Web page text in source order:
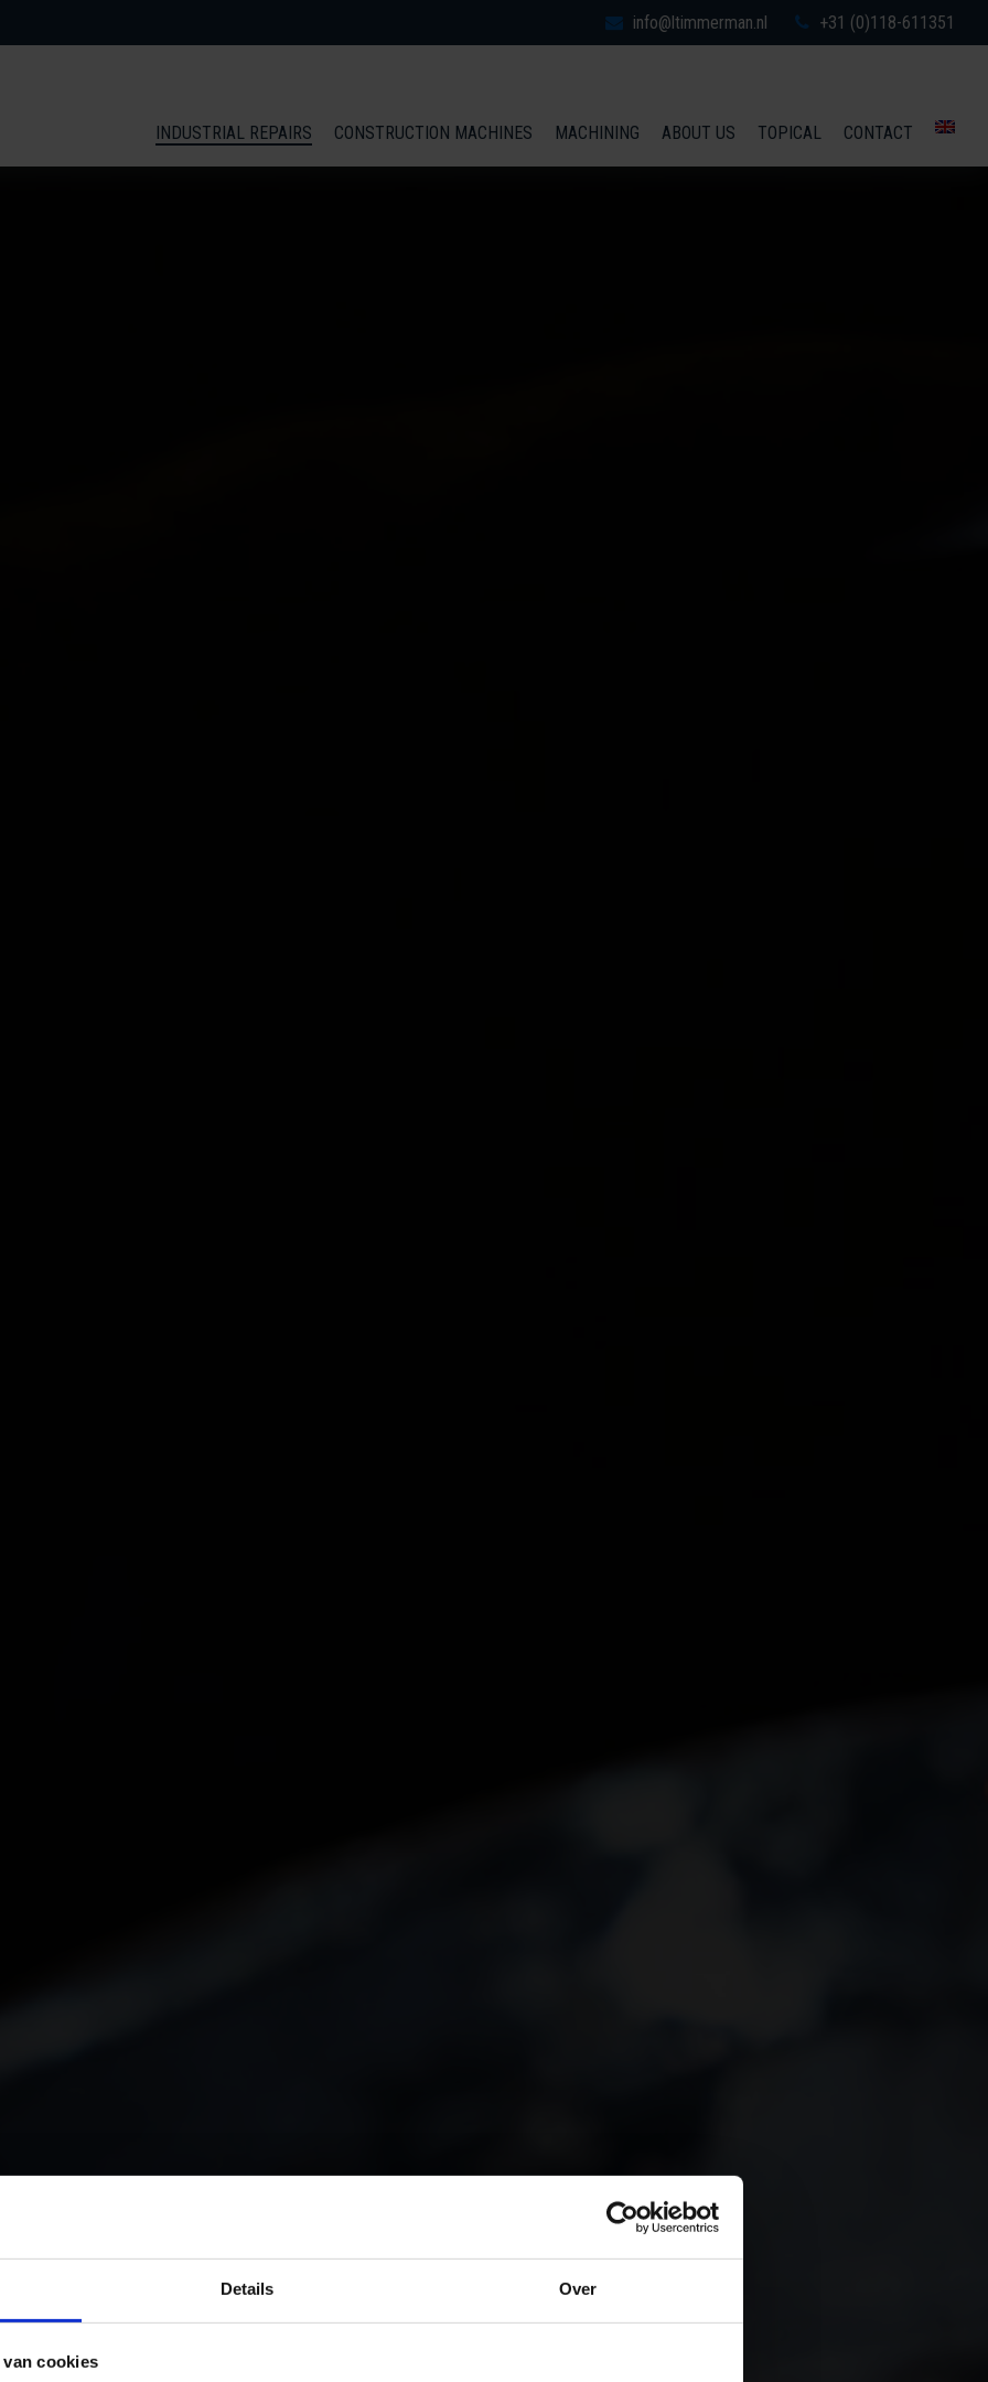
Details Over
cookies
info@ltimmerman.nl +31 (0)118-611351
INDUSTRIAL REPAIRS CONSTRUCTION MACHINES MACHINING ABOUT US TOPICAL CONTACT